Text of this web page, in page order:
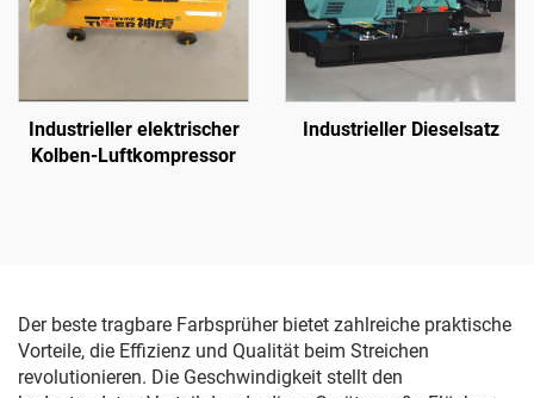
Industrieller elektrischer
Kolben-Luftkompressor
Industrieller Dieselsatz
Der beste tragbare Farbsprüher bietet zahlreiche praktische
Vorteile, die Effizienz und Qualität beim Streichen
revolutionieren. Die Geschwindigkeit stellt den